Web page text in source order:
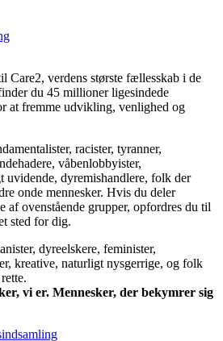
Care2, verdens største fællesskab i de
du 45 millioner ligesindede
at fremme udvikling, venlighed og
racister, tyranner,
våbenlobbyister,
uvidende, dyremishandlere, folk der
onde mennesker. Hvis du deler
af ovenstående grupper, opfordres du til
sted for dig.
dyreelskere, feminister,
kreative, naturligt nysgerrige, og folk
vi er. Mennesker, der bekymrer sig